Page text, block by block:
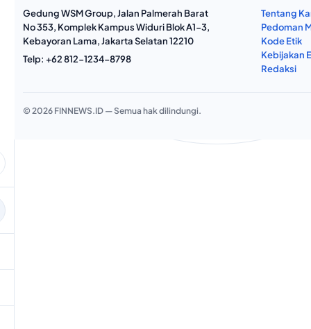
Gedung WSM Group, Jalan Palmerah Barat
No 353, Komplek Kampus Widuri Blok A1-3,
Kebayoran Lama, Jakarta Selatan 12210
Telp: +62 812-1234-8798
Tentang
Pedoman
Kode Etik
Kebijakan
Redaksi
© 2026 FINNEWS.ID — Semua hak dilindungi.